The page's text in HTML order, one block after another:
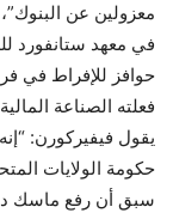
معزولين عن
في معهد ستانفورد
حوافز للإفراط في
يقول فيفيركورن:
حكومة الولايات
سبق أن رفع ماسك